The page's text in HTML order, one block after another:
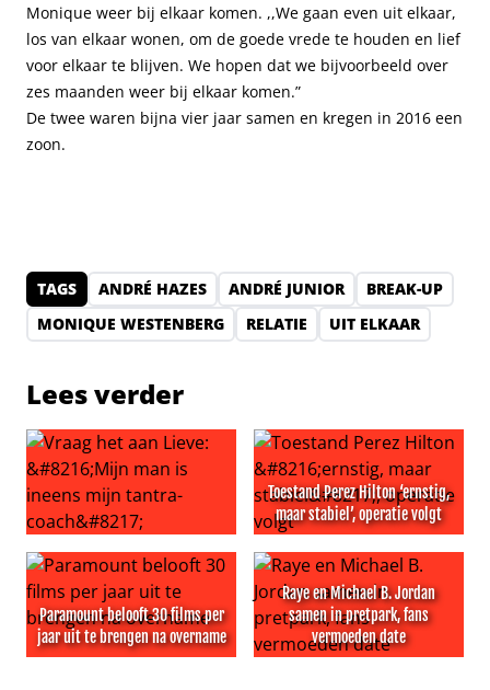
Monique weer bij elkaar komen. ,,We gaan even uit elkaar,
los van elkaar wonen, om de goede vrede te houden en lief
voor elkaar te blijven. We hopen dat we bijvoorbeeld over
zes maanden weer bij elkaar komen.”
De twee waren bijna vier jaar samen en kregen in 2016 een
zoon.
TAGS ANDRÉ HAZES ANDRÉ JUNIOR
BREAK-UP
MONIQUE WESTENBERG
RELATIE UIT ELKAAR
Lees verder
Vraag het aan Lieve: ‘Mijn man is ineens mijn tantra-
Toestand Perez Hilton ‘ernstig,
maar stabiel’, operatie volgt
Toestand Perez Hilton
Paramount belooft 30 films per
jaar uit te brengen na overname
Raye en Michael B. Jordan
samen in pretpark, fans
vermoeden date